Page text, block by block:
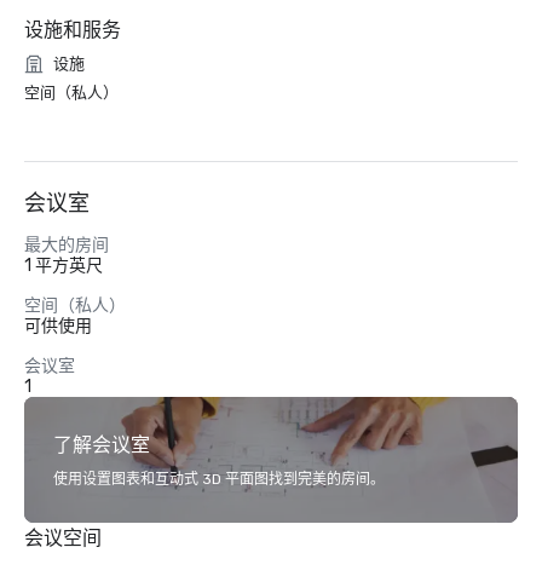
设施和服务
设施
空间（私人）
会议室
最大的房间
1 平方英尺
空间（私人）
可供使用
会议室
1
了解会议室
使用设置图表和互动式 3D 平面图找到完美的房间。
会议空间